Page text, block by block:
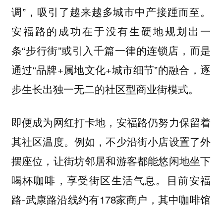
调”，吸引了越来越多城市中产接踵而至。
安福路的成功在于没有生硬地规划出一
条“步行街”或引入千篇一律的连锁店，而是
通过“品牌+属地文化+城市细节”的融合，逐
步生长出独一无二的社区型商业街模式。
即便成为网红打卡地，安福路仍努力保留着
其社区温度。例如，不少沿街小店设置了外
摆座位，让街坊邻居和游客都能悠闲地坐下
喝杯咖啡，享受街区生活气息。目前安福
路-武康路沿线约有178家商户，其中咖啡馆